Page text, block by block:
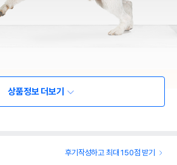
상품정보 더보기
후기작성하고 최대 150점 받기